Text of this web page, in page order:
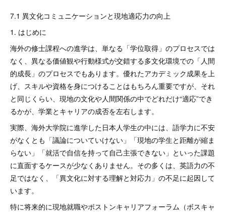
7.1 異文化コミュニケーションと現地適応力の向上
1. はじめに
海外の修士課程への進学は、単なる「学位取得」のプロセスでは
なく、異なる価値観や行動様式が交錯する多文化環境での「人間
的成長」のプロセスでもあります。優れたアカデミック成果を上
げ、スキルや資格を身につけることはもちろん重要ですが、それ
と同じくらい、現地の文化や人間関係の中でどれだけ“適応”でき
るかが、学業とキャリアの成否を左右します。
実際、海外大学院に進学した日本人学生の中には、語学力に不安
がなくとも「議論についていけない」「現地の学生と距離が縮ま
らない」「就活で自信を持って自己主張できない」といった課題
に直面するケースが少なくありません。その多くは、英語力の不
足ではなく、「異文化に対する理解と対応力」の不足に起因して
います。
特に将来的に現地就職やボストンキャリアフォーラム（ボスキャ